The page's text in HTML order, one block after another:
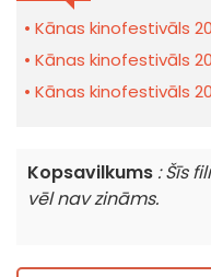
Kānas kinofestivāls
Kānas kinofestivāls
Kānas kinofestivāls
Kopsavilkums : Šīs
vēl nav zināms.